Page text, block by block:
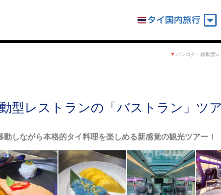
タイ国内旅行
バンコク・移動型
型レストランの「バストラン」ツ
しながら本格的タイ料理を楽しめる新感覚の観光ツアー！